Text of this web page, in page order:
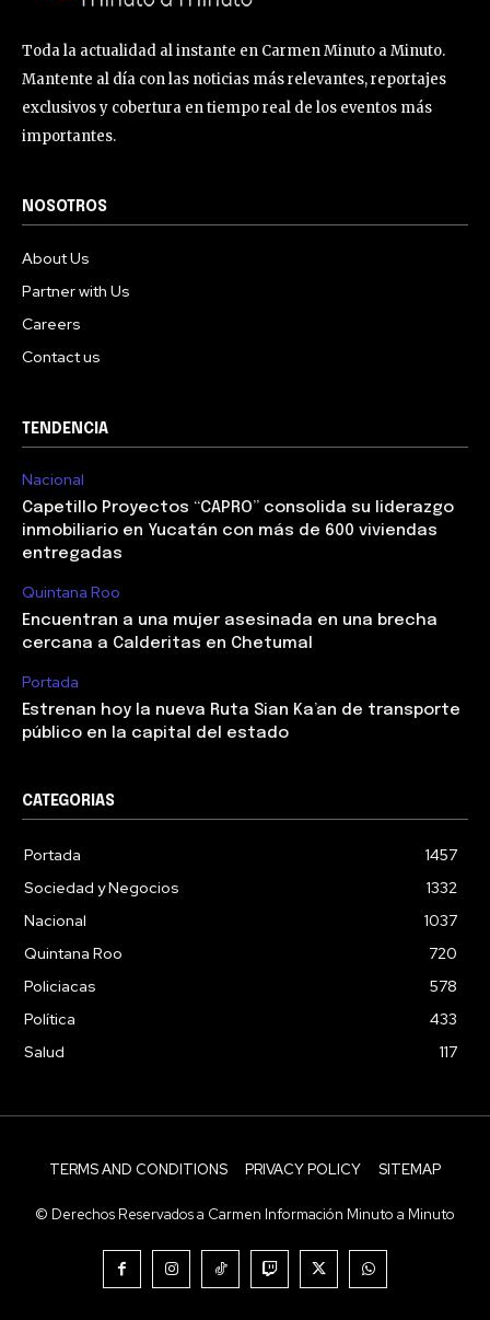
Toda la actualidad al instante en Carmen Minuto a Minuto.
Mantente al día con las noticias más relevantes, reportajes
exclusivos y cobertura en tiempo real de los eventos más
importantes.
NOSOTROS
About Us
Partner with Us
Careers
Contact us
TENDENCIA
Nacional
Capetillo Proyectos “CAPRO” consolida su liderazgo
inmobiliario en Yucatán con más de 600 viviendas
entregadas
Quintana Roo
Encuentran a una mujer asesinada en una brecha
cercana a Calderitas en Chetumal
Portada
Estrenan hoy la nueva Ruta Sian Ka’an de transporte
público en la capital del estado
CATEGORIAS
Portada
1457
Sociedad y Negocios
1332
Nacional
1037
Quintana Roo
720
Policiacas
578
Política
433
Salud
117
TERMS AND CONDITIONS PRIVACY POLICY SITEMAP
© Derechos Reservados a Carmen Información Minuto a Minuto